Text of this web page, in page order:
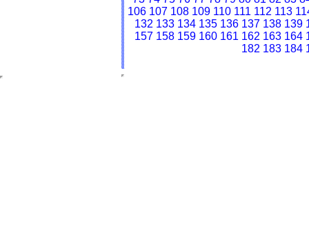
106 107 108 109 110 111 112 113
132 133 134 135 136 137 138 139
157 158 159 160 161 162 163 164
182 183 184